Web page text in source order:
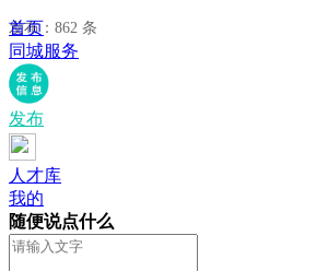
发布：862 条
首页
同城服务
发布
人才库
我的
随便说点什么